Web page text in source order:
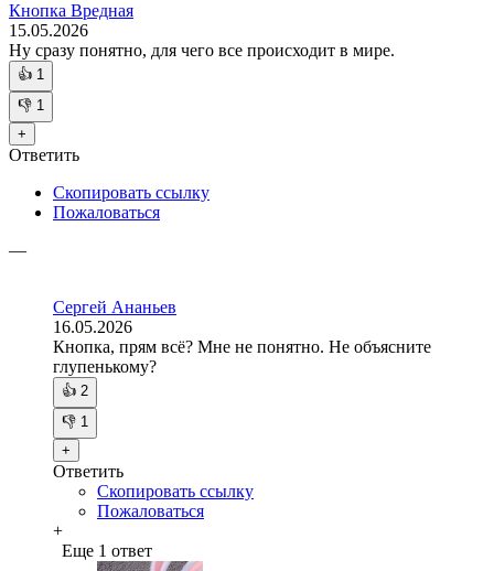
Кнопка Вредная
15.05.2026
Ну сразу понятно, для чего все происходит в мире.
👍 1
👎 1
+
Ответить
Скопировать ссылку
Пожаловаться
—
Сергей Ананьев
16.05.2026
Кнопка, прям всё? Мне не понятно. Не объясните
глупенькому?
👍 2
👎 1
+
Ответить
Скопировать ссылку
Пожаловаться
+
Еще 1 ответ